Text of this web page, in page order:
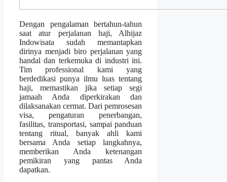
Dengan pengalaman bertahun-tahun
saat atur perjalanan haji, Alhijaz
Indowisata sudah memantapkan
dirinya menjadi biro perjalanan yang
handal dan terkemuka di industri ini.
Tim professional kami yang
berdedikasi punya ilmu luas tentang
haji, memastikan jika setiap segi
jamaah Anda diperkirakan dan
dilaksanakan cermat. Dari pemrosesan
visa, pengaturan penerbangan,
fasilitas, transportasi, sampai panduan
tentang ritual, banyak ahli kami
bersama Anda setiap langkahnya,
memberikan Anda ketenangan
pemikiran yang pantas Anda
dapatkan.